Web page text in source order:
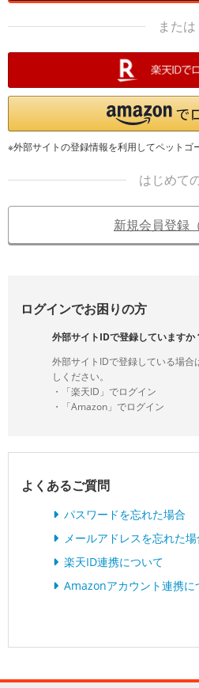
または
※外部サイトの登録情報を利用してペットゴ
はじめて
新規会員登録
ログインでお困りの方
外部サイトIDで登録していますか
外部サイトIDで登録している場
しください。
・「楽天ID」でログイン
・「Amazon」でログイン
よくあるご質問
パスワードを忘れた場合
メールアドレスを忘れた場
楽天ID連携について
Amazonアカウント連携に